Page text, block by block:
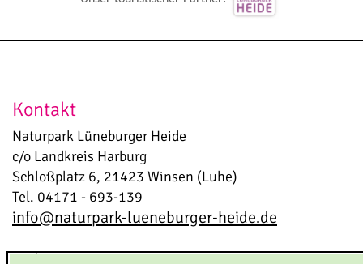
Kontakt
Naturpark Lüneburger Heide
c/o Landkreis Harburg
Schloßplatz 6, 21423 Winsen (Luhe)
Tel. 04171 - 693-139
info@naturpark-lueneburger-heide.de